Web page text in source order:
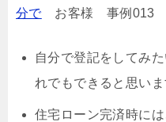
分でお客様 事例013
自分で登記をしてみ
れでもできると思いま
住宅ローン完済時には